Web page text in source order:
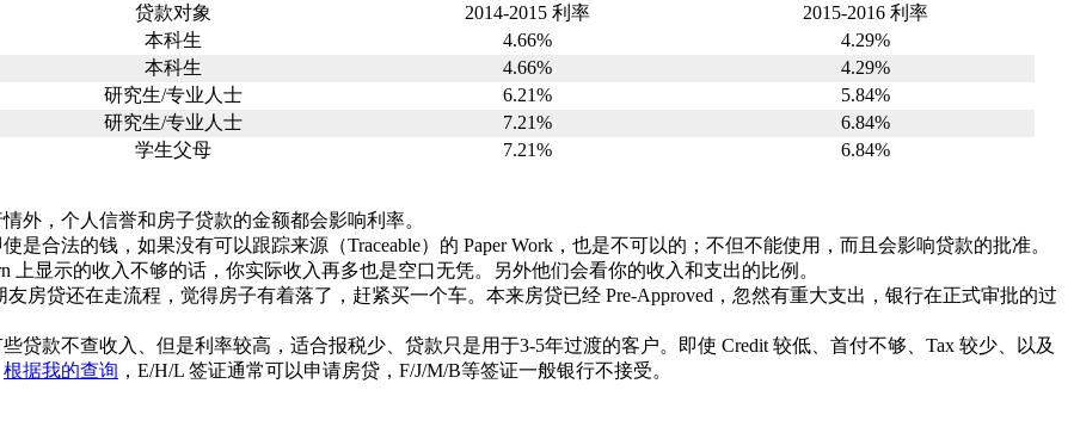
贷款对象 2014-2015 利率
2015-2016 利率
本科生 4.66%
4.29%
本科生 4.66%
4.29%
研究生/专业人士 6.21%
5.84%
研究生/专业人士 7.21%
6.84%
学生父母 7.21%
6.84%
外，个人信誉和房子贷款的金额都会影响利率。
是合法的钱，如果没有可以跟踪来源（Traceable）的 Paper Work，也是不可以的；不但不能使用，而且会影响贷款的批准。
上显示的收入不够的话，你实际收入再多也是空口无凭。另外他们会看你的收入和支出的比例。
房贷还在走流程，觉得房子有着落了，赶紧买一个车。本来房贷已经 Pre-Approved，忽然有重大支出，银行在正式审批的过
贷款不查收入、但是利率较高，适合报税少、贷款只是用于3-5年过渡的客户。即使 Credit 较低、首付不够、Tax 较少、以及
根据我的查询 ，E/H/L 签证通常可以申请房贷，F/J/M/B等签证一般银行不接受。